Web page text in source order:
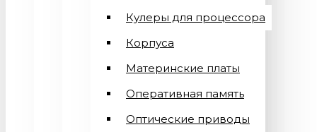
Кулеры для процессора
Корпуса
Материнские платы
Оперативная память
Оптические приводы